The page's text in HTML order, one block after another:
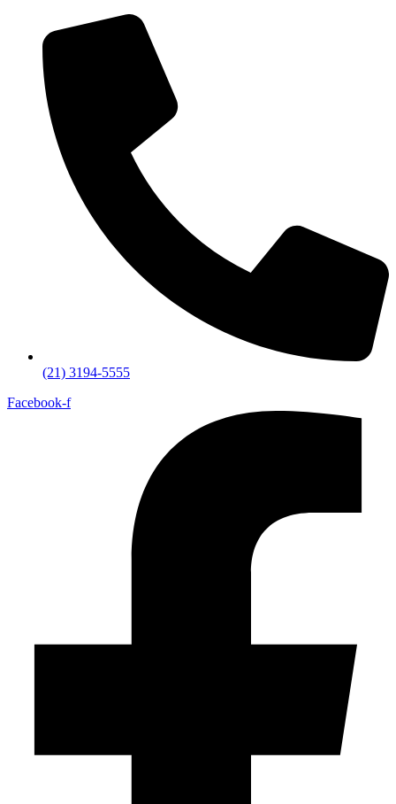
(21) 3194-5555
Facebook-f